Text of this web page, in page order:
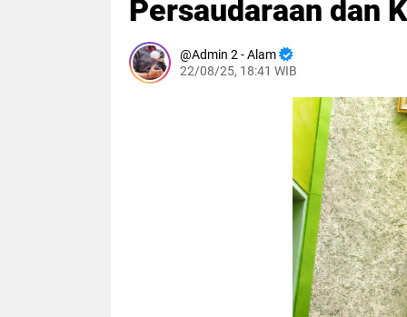
Persaudaraan dan
Admin 2 - Alam
22/08/25, 18:41 WIB